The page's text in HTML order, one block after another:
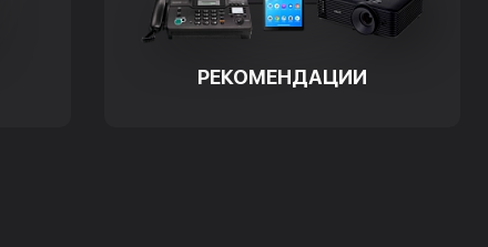
РЕКОМЕНДАЦИИ